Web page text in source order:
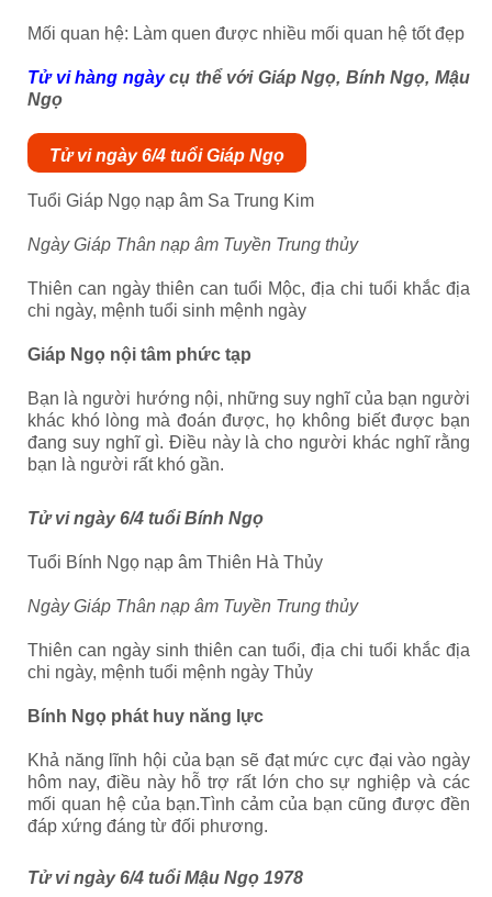
Mối quan hệ: Làm quen được nhiều mối quan hệ tốt đẹp
Tử vi hàng ngàycụ thể với Giáp Ngọ, Bính Ngọ, Mậu
Ngọ
Tử vi ngày 6/4 tuổi Giáp Ngọ
Tuổi Giáp Ngọ nạp âm Sa Trung Kim
Ngày Giáp Thân nạp âm Tuyền Trung thủy
Thiên can ngày thiên can tuổi Mộc, địa chi tuổi khắc địa
chi ngày, mệnh tuổi sinh mệnh ngày
Giáp Ngọ nội tâm phức tạp
Bạn là người hướng nội, những suy nghĩ của bạn người
khác khó lòng mà đoán được, họ không biết được bạn
đang suy nghĩ gì. Điều này là cho người khác nghĩ rằng
bạn là người rất khó gần.
Tử vi ngày 6/4 tuổi Bính Ngọ
Tuổi Bính Ngọ nạp âm Thiên Hà Thủy
Ngày Giáp Thân nạp âm Tuyền Trung thủy
Thiên can ngày sinh thiên can tuổi, địa chi tuổi khắc địa
chi ngày, mệnh tuổi mệnh ngày Thủy
Bính Ngọ phát huy năng lực
Khả năng lĩnh hội của bạn sẽ đạt mức cực đại vào ngày
hôm nay, điều này hỗ trợ rất lớn cho sự nghiệp và các
mối quan hệ của bạn.Tình cảm của bạn cũng được đền
đáp xứng đáng từ đối phương.
Tử vi ngày 6/4 tuổi Mậu Ngọ 1978